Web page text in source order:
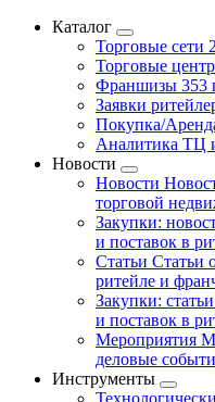
Каталог
Торговые сети
Торговые
Франшизы 353
Заявки
Покупка/
Аналитика ТЦ
Новости
Новости
торговой
Закупки:
и поставок в
Статьи Статьи
ритейле и
Закупки: статьи
и поставок в
Мероприятия
деловые
Инструменты